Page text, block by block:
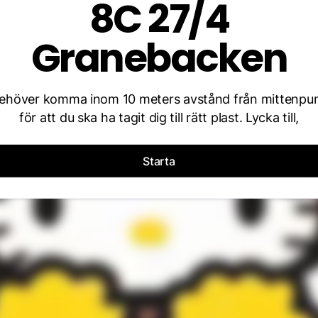
8C 27/4
Granebacken
komma inom 10 meters avstånd från
för att du ska ha tagit dig till rätt plast. Lycka till,
Starta